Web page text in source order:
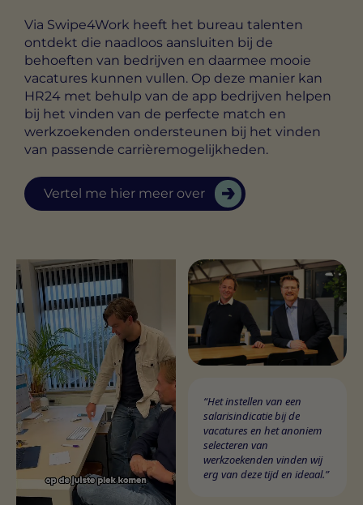
Via Swipe4Work heeft het bureau talenten
ontdekt die naadloos aansluiten bij de
behoeften van bedrijven en daarmee mooie
vacatures kunnen vullen. Op deze manier kan
HR24 met behulp van de app bedrijven helpen
bij het vinden van de perfecte match en
werkzoekenden ondersteunen bij het vinden
van passende carrièremogelijkheden.
Vertel me hier meer over
“Het instellen van een
salarisindicatie bij de
vacatures en het anoniem
selecteren van
werkzoekenden vinden wij
erg van deze tijd en ideaal.”